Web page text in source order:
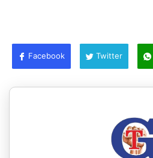
Facebook Twitter